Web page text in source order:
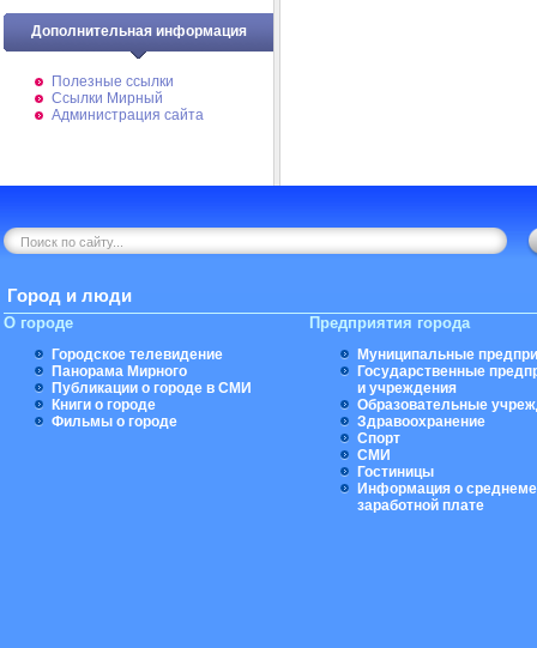
Дополнительная информация
Полезные ссылки
Ссылки Мирный
Администрация сайта
Город и люди
О городе
Городское телевидение
Панорама Мирного
Публикации о городе в СМИ
Книги о городе
Фильмы о городе
Предприятия города
Муниципальные
Государственные
и учреждения
Образовательные
Здравоохранение
Спорт
СМИ
Гостиницы
Информация о
заработной плате